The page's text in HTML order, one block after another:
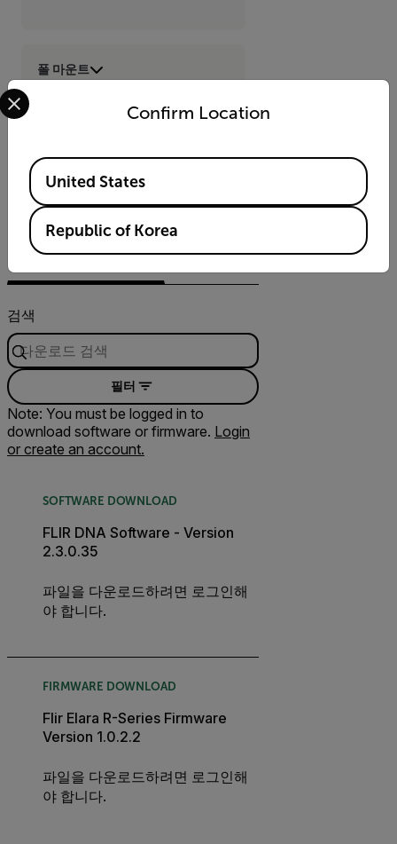
폴 마운트
리소스 및 지원
검색
필터
Note: You must be logged in to
download software or firmware. Login
or create an account.
SOFTWARE DOWNLOAD
FLIR DNA Software - Version
2.3.0.35
파일을 다운로드하려면 로그인해
야 합니다.
FIRMWARE DOWNLOAD
Flir Elara R-Series Firmware
Version 1.0.2.2
파일을 다운로드하려면 로그인해
야 합니다.
Confirm Location
Select your preferred country and language from the
Available Locations
United States
Republic of Korea